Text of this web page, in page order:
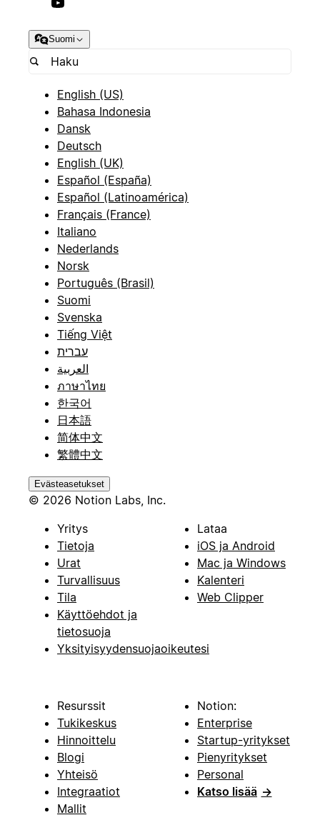
Suomi
English (US)
Bahasa Indonesia
Dansk
Deutsch
English (UK)
Español (España)
Español (Latinoamérica)
Français (France)
Italiano
Nederlands
Norsk
Português (Brasil)
Suomi
Svenska
Tiếng Việt
עברית
العربية
ภาษาไทย
한국어
日本語
简体中文
繁體中文
Evästeasetukset
© 2026 Notion Labs, Inc.
Yritys
Tietoja
Urat
Turvallisuus
Tila
Käyttöehdot ja
tietosuoja
Yksityisyydensuojaoikeutesi
Lataa
iOS ja Android
Mac ja Windows
Kalenteri
Web Clipper
Resurssit
Tukikeskus
Hinnoittelu
Blogi
Yhteisö
Integraatiot
Mallit
Notion:
Enterprise
Startup-yritykset
Pienyritykset
Personal
Katso lisää →